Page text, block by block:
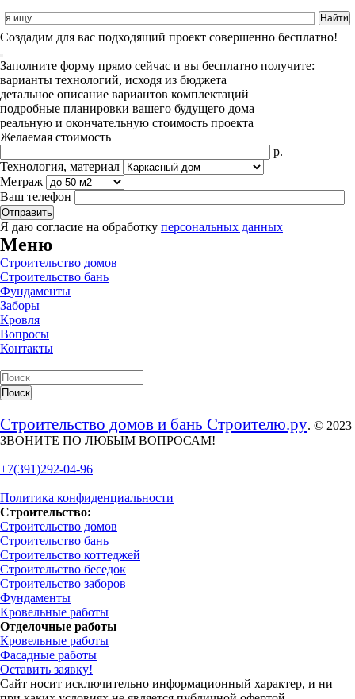
Cоздадим для вас подходящий проект совершенно бесплатно!
Заполните форму прямо сейчас и вы бесплатно получите:
варианты технологий, исходя из бюджета
детальное описание вариантов комплектаций
подробные планировки вашего будущего дома
реальную и окончательную стоимость проекта
Желаемая стоимость
р.
Технология, материал
Метраж
Ваш телефон
Я даю согласие на обработку персональных данных
Меню
Строительство домов
Строительство бань
Фундаменты
Заборы
Кровля
Вопросы
Контакты
Строительство домов и бань Строителю.ру. © 2023
ЗВОНИТЕ ПО ЛЮБЫМ ВОПРОСАМ!
+7(391)292-04-96
Политика конфиденциальности
Строительство:
Строительство домов
Строительство бань
Строительство коттеджей
Строительство беседок
Строительство заборов
Фундаменты
Кровельные работы
Отделочные работы
Кровельные работы
Фасадные работы
Оставить заявку!
Сайт носит исключительно информационный характер, и ни